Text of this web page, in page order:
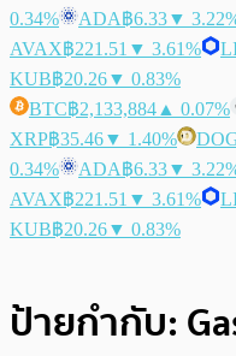
0.34%
ADA฿6.33▼
AVAX฿221.51 ▼ 3.61%
KUB฿20.26▼ 0.83%
BTC฿2,133,884 ▲ 0.07%
XRP฿35.46▼ 1.40%
0.34%
ADA฿6.33▼
AVAX฿221.51 ▼ 3.61%
KUB฿20.26▼ 0.83%
ป้ายกำกับ: